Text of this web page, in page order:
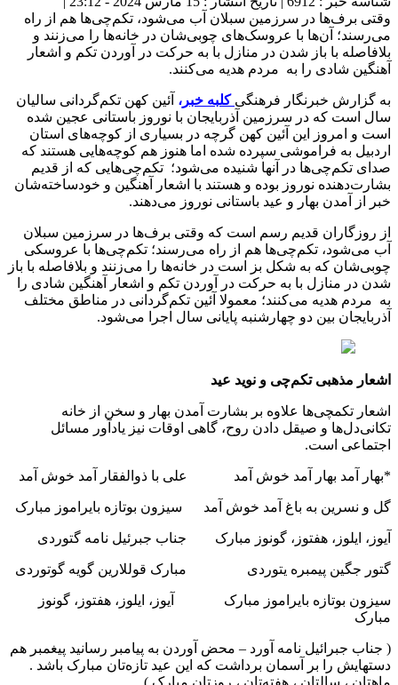
وقتی برف‌ها در سرزمین سبلان آب می‌شود، تکم‌چی‌ها هم از راه
می‌رسند؛ آن‌ها با عروسک‌های چوبی‌شان در خانه‌ها را می‌زنند و
بلافاصله با باز شدن در منازل با به حرکت در آوردن تکم و اشعار
آهنگین شادی را به مردم هدیه می‌کنند.
به گزارش خبرنگار فرهنگی کلبه خبر ، آئین کهن تکم‌گردانی سالیان
سال است که در سرزمین آذربایجان با نوروز باستانی عجین شده
است و امروز این آئین کهن گرچه در بسیاری از کوچه‌های استان
اردبیل به فراموشی سپرده شده اما هنوز هم کوچه‌هایی هستند که
صدای تکم‌چی‌ها در آنها شنیده می‌شود؛ تکم‌چی‌هایی که از قدیم
بشارت‌دهنده نوروز بوده و هستند با اشعار آهنگین و خودساخته‌شان
خبر از آمدن بهار و عید باستانی نوروز می‌دهند.
از روزگاران قدیم رسم است که وقتی برف‌ها در سرزمین سبلان
آب می‌شود، تکم‌چی‌ها هم از راه می‌رسند؛ تکم‌چی‌ها با عروسکی
چوبی‌شان که به شکل بز است در خانه‌ها را می‌زنند و بلافاصله با باز
شدن در منازل با به حرکت در آوردن تکم و اشعار آهنگین شادی را
به مردم هدیه می‌کنند؛ معمولا آئین تکم‌گردانی در مناطق مختلف
آذربایجان بین دو چهارشنبه پایانی سال اجرا می‌شود.
اشعار مذهبی تکم‌چی و نوید عید
اشعار تکمچی‌ها علاوه بر بشارت آمدن بهار و سخن از خانه
تکانی‌دل‌ها و صیقل دادن روح، گاهی اوقات نیز یادآور مسائل
اجتماعی است.
*بهار آمد بهار آمد خوش آمد علی با ذوالفقار آمد خوش آمد
گل و نسرین به باغ آمد خوش آمد سیزون بوتازه بایراموز مبارک
آیوز، ایلوز، هفتوز، گونوز مبارک جناب جبرئیل نامه گتوردی
گتور جگین پیمبره یتوردی مبارک قوللارین گویه گوتوردی
سیزون بوتازه بایراموز مبارک آیوز، ایلوز، هفتوز، گونوز
مبارک
( جناب جبرائیل نامه آورد – محض آوردن به پیامبر رسانید پیغمبر هم
دستهایش را بر آسمان برداشت که این عید تازه‌تان مبارک باشد .
ماهتان ، سالتان ، هفته‌تان ، روزتان مبارک )